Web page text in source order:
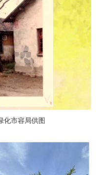
化市容局供图